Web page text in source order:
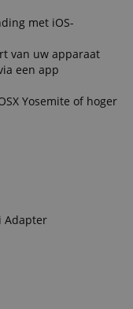
met iOS-
van uw apparaat
een app
Yosemite of hoger
Adapter